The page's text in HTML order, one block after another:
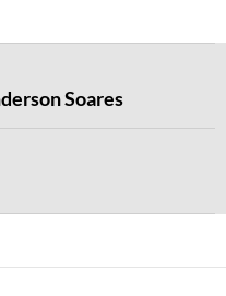
Soares